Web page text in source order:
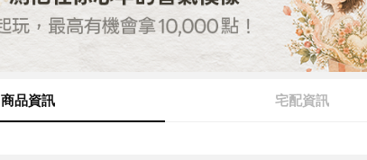
商品資訊 宅配資訊